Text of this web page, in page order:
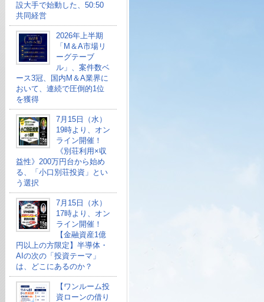
設大手で始動した、50:50
共同経営
2026年上半期
「M＆A市場リ
ーグテーブ
ル」、案件数ベ
ース3冠、国内M＆A業界に
おいて、連続で圧倒的1位
を獲得
7月15日（水）
19時より、オン
ライン開催！
《別荘利用×収
益性》200万円台から始め
る、「小口別荘投資」とい
う選択
7月15日（水）
17時より、オン
ライン開催！
【金融資産1億
円以上の方限定】半導体・
AIの次の「投資テーマ」
は、どこにあるのか？
【ワンルーム投
資ローンの借り